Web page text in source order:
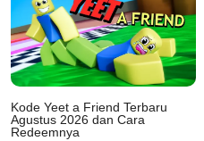
Kode Yeet a Friend Terbaru
Agustus 2026 dan Cara
Redeemnya